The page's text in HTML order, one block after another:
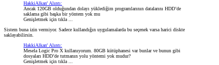
HakkiAlkan' Alıntı:
Ancak 120GB olduğundan dolayı yüklediğim programlarının datalarını HDD’de
saklama gibi başka bir yöntem yok mu
Genişletmek için tıkla ...
Sistem buna izin vermiyor. Sadece kullandığın uygulamalarda bu seçenek varsa harici diskte
saklayabilirsin.
HakkiAlkan' Alıntı:
Mesela Logic Pro X kullanıyorum. 80GB kütüphanesi var bunlar ve bunun gibi
dosyaları HDD’de tutmanın yolu yöntemi yok mudur?
Genişletmek için tıkla ...